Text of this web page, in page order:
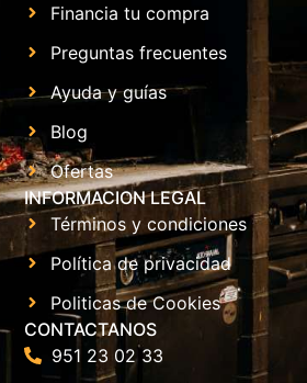
Financia tu compra
Preguntas frecuentes
Ayuda y guías
Blog
Ofertas
INFORMACION LEGAL
Términos y condiciones
Política de privacidad
Politicas de Cookies
CONTACTANOS
951 23 02 33